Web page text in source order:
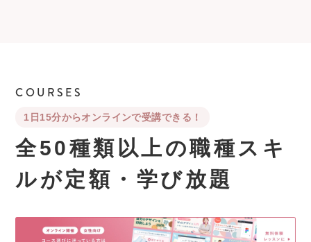
COURSES
1日15分からオンラインで受講できる！
全50種類以上の職種スキ
ルが定額・学び放題